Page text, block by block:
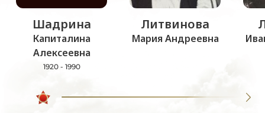
Шадрина
Капиталина
Алексеевна
1920 - 1990
Литвинова
Мария Андреевна